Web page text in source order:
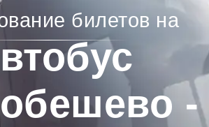
билетов на
-